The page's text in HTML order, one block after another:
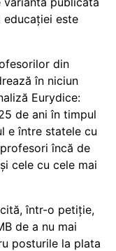
educației este
din
în niciun
Eurydice:
de ani în timpul
e între statele cu
încă de
cele cu cele mai
într-o petiție,
de a nu mai
posturile la plata